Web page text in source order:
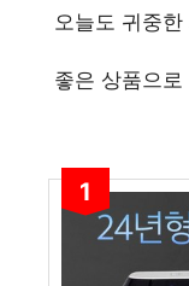
오늘도 귀중
좋은 상품으
1